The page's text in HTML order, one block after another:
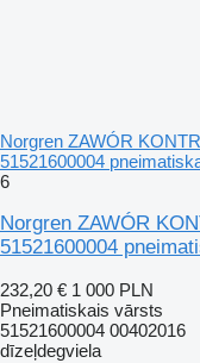
Norgren ZAWÓR
51521600004
6
Norgren ZAWÓR
51521600004
232,20 € 1 000 PLN
Pneimatiskais vārsts
51521600004 00402016
dīzeļdegviela